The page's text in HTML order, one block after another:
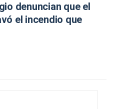
denuncian que el
el incendio que